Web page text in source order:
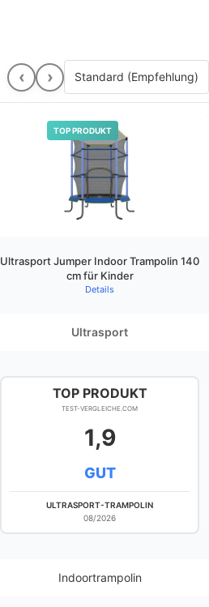
‹ ›
TOP PRODUKT
Ultrasport Jumper Indoor Trampolin 140
cm für Kinder
Details
Ultrasport
TOP PRODUKT
TEST-VERGLEICHE.COM
1,9
GUT
ULTRASPORT-TRAMPOLIN
08/2026
Indoortrampolin